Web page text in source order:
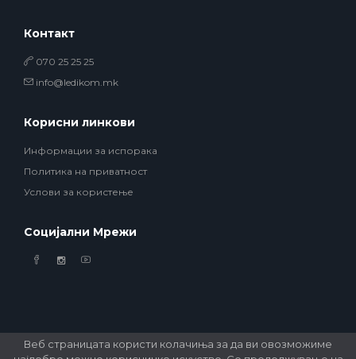
Веб страницата користи колачиња за да ви овозможиме
Контакт
070 25 25 25
info@ledikom.mk
Корисни линкови
Информации за испорака
Политика на приватност
Услови за користење
Социјални Мрежи